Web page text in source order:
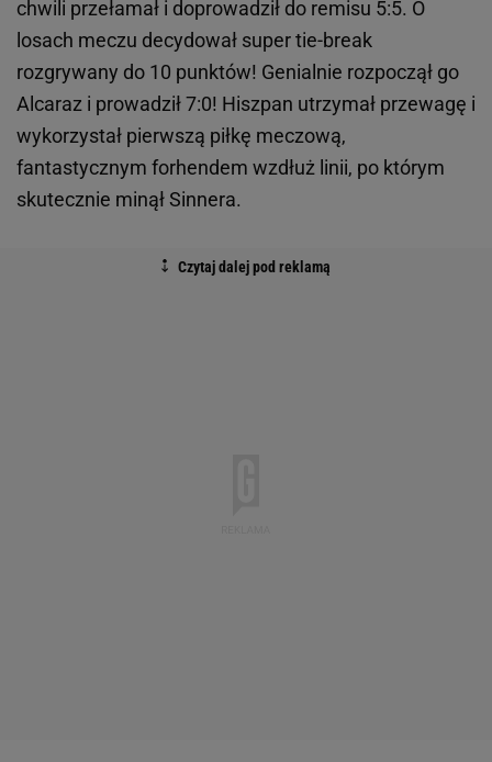
chwili przełamał i doprowadził do remisu 5:5. O
losach meczu decydował super tie-break
rozgrywany do 10 punktów! Genialnie rozpoczął go
Alcaraz i prowadził 7:0! Hiszpan utrzymał przewagę i
wykorzystał pierwszą piłkę meczową,
fantastycznym forhendem wzdłuż linii, po którym
skutecznie minął Sinnera.